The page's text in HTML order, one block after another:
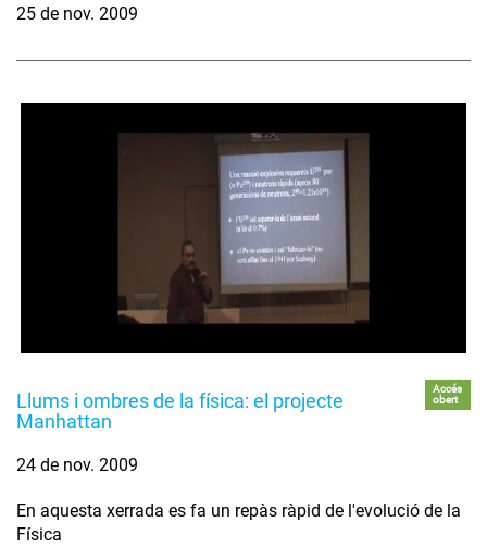
25 de nov. 2009
Llums i ombres de la física: el projecte
Manhattan
Accés
obert
24 de nov. 2009
En aquesta xerrada es fa un repàs ràpid de l'evolució de la
Física